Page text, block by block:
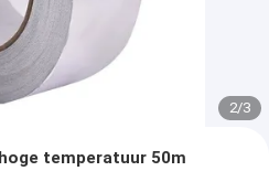
2/3
temperatuur 50m